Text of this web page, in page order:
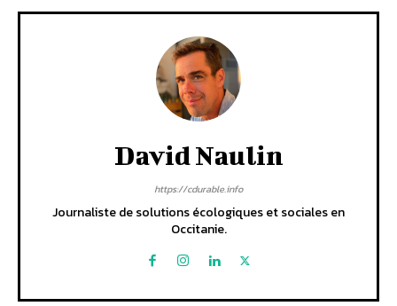
David Naulin
https://cdurable.info
Journaliste de solutions écologiques et sociales en
Occitanie.